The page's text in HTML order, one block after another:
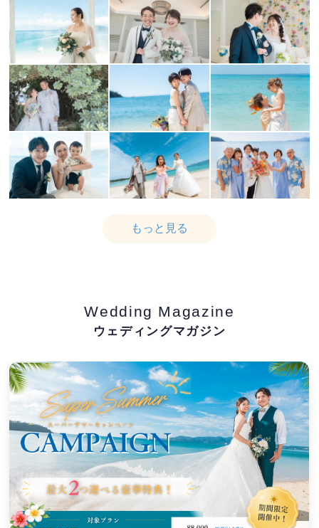
もっと見る
Wedding Magazine
ウェディングマガジン